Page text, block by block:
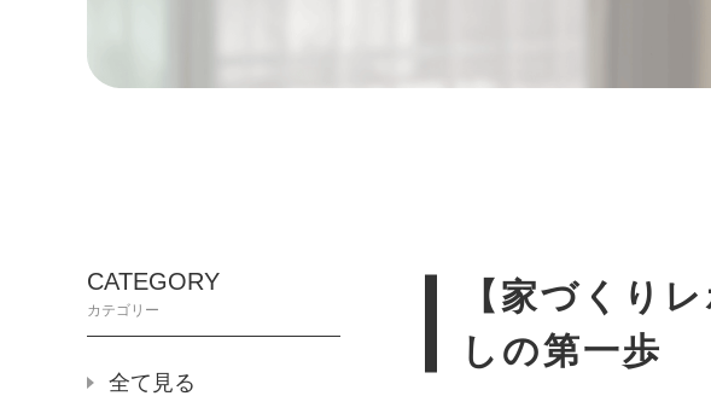
CATEGORY
カテゴリー
全て見る
【家づくり
しの第一歩